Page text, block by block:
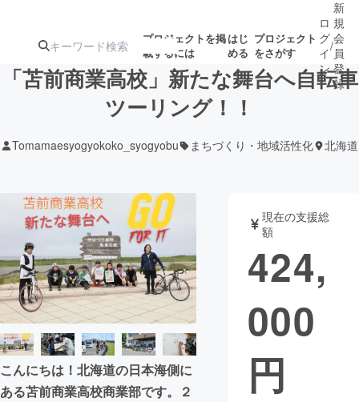
プロジェクトを掲
載するには
はじ
める
プロジェクト
をさがす
ジェクト
ターン
ジェクト
募集終了が近いプ
ロジェクト
もうすぐ公開
されます
アート・写真 音楽
テクノロジー・ガジェット ゲーム・サ
映像・映画
ビジネス・起業
まちづくり・地域活性化
ロ
グ
イ
ン
/
新
規
会
員
登
録
「苫前商業高校」新たな舞台へ自転車
ツーリング！！
Tomamaesyogyokoko_syogyobu まちづくり・地域活性化 北海道
こんにちは！北海道の日本海側に
ある苫前商業高校商業部です。２
現在の支援総
額
424,
000
円